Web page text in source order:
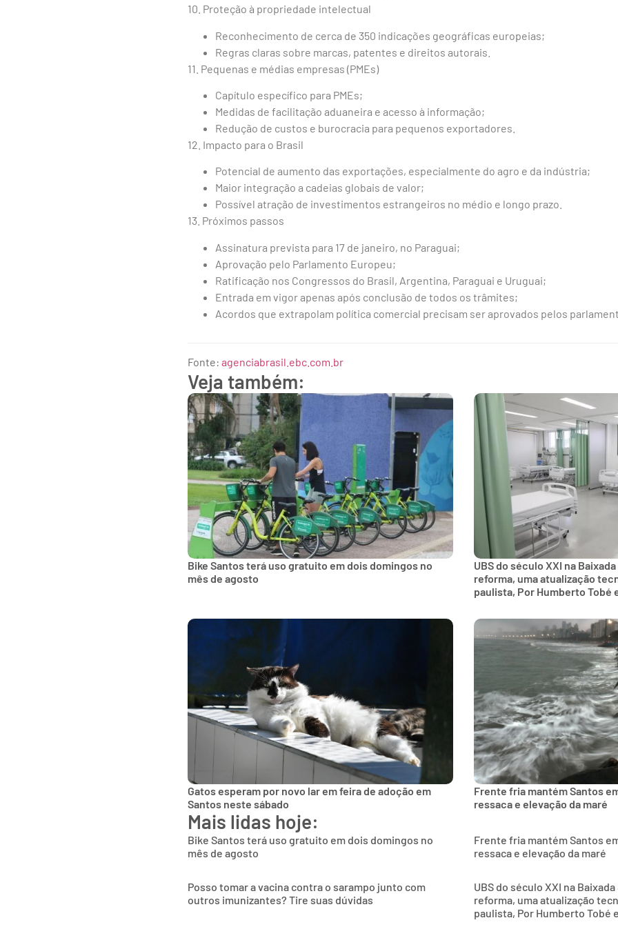
10. Proteção à propriedade intelectual
Reconhecimento de cerca de 350 indicações geográficas europeias;
Regras claras sobre marcas, patentes e direitos autorais.
11. Pequenas e médias empresas (PMEs)
Capítulo específico para PMEs;
Medidas de facilitação aduaneira e acesso à informação;
Redução de custos e burocracia para pequenos exportadores.
12. Impacto para o Brasil
Potencial de aumento das exportações, especialmente do agro e da indústria;
Maior integração a cadeias globais de valor;
Possível atração de investimentos estrangeiros no médio e longo prazo.
13. Próximos passos
Assinatura prevista para 17 de janeiro, no Paraguai;
Aprovação pelo Parlamento Europeu;
Ratificação nos Congressos do Brasil, Argentina, Paraguai e Uruguai;
Entrada em vigor apenas após conclusão de todos os trâmites;
Acordos que extrapolam política comercial precisam ser aprovados pelos
Fonte: agenciabrasil.ebc.com.br
Veja também:
Bike Santos terá uso gratuito em dois domingos no
mês de agosto
UBS do século XXI na
reforma, uma atualização
paulista, Por Humberto Tobé
Gatos esperam por novo lar em feira de adoção em
Santos neste sábado
Frente fria mantém Santos
ressaca e elevação da maré
Mais lidas hoje:
Bike Santos terá uso gratuito em dois domingos no
mês de agosto
Frente fria mantém Santos
ressaca e elevação da maré
Posso tomar a vacina contra o sarampo junto com
outros imunizantes? Tire suas dúvidas
UBS do século XXI na
reforma, uma atualização
paulista, Por Humberto Tobé